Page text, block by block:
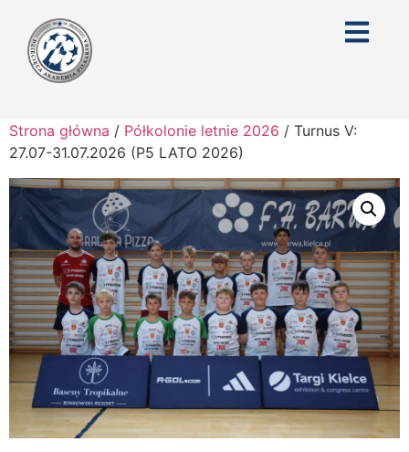
Strona główna / Półkolonie letnie 2026 / Turnus V:
27.07-31.07.2026 (P5 LATO 2026)